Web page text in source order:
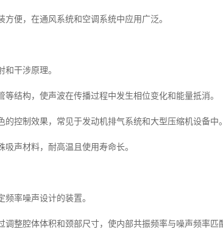
方便，在通风系统和空调系统中应用广泛。
干涉原理。
等结构，使声波在传播过程中发生相位变化和能量抵消。
的控制效果，常见于发动机排气系统和大型压缩机设备中
声材料，耐高温且使用寿命长。
率噪声设计的装置。
调整腔体体积和颈部尺寸，使内部共振频率与噪声频率匹